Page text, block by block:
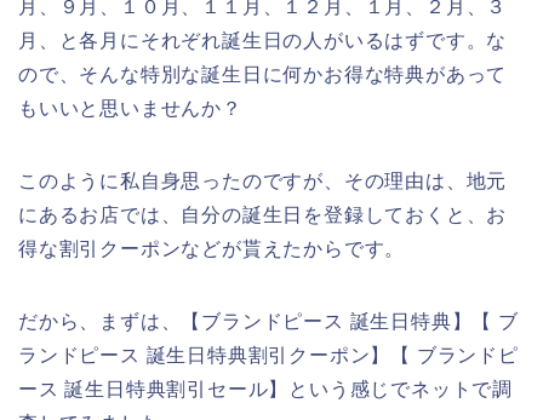
月、９月、１０月、１１月、１２月、１月、２月、３
月、と各月にそれぞれ誕生日の人がいるはずです。な
ので、そんな特別な誕生日に何かお得な特典があって
もいいと思いませんか？
このように私自身思ったのですが、その理由は、地元
にあるお店では、自分の誕生日を登録しておくと、お
得な割引クーポンなどが貰えたからです。
だから、まずは、【ブランドピース 誕生日特典】【 ブ
ランドピース 誕生日特典割引クーポン】【 ブランドピ
ース 誕生日特典割引セール】という感じでネットで調